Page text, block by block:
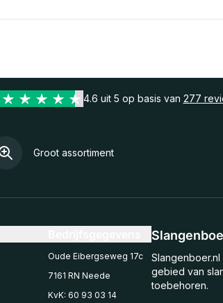
4.6 uit 5 op basis van 277
Groot assortiment
gebied van
toebehoren.
Oude Eibergseweg 17c
7161 RN Neede
KvK: 60 93 03 14